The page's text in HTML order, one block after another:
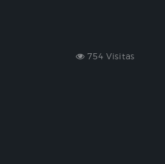
754 Visitas